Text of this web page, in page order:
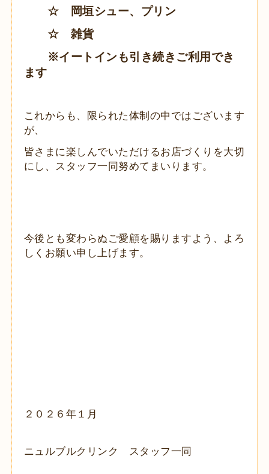
☆ 岡垣シュー、プリン
☆ 雑貨
※イートインも引き続きご利用でき
ます
これからも、限られた体制の中ではございます
が、
皆さまに楽しんでいただけるお店づくりを大切
にし、スタッフ一同努めてまいります。
今後とも変わらぬご愛顧を賜りますよう、よろ
しくお願い申し上げます。
２０２６年１月
ニュルブルクリンク スタッフ一同